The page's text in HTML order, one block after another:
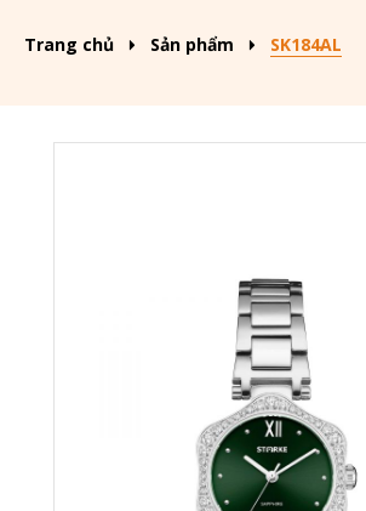
Trang chủ Sản phẩm SK184AL